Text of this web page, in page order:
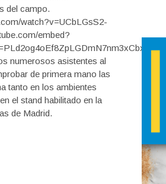
del campo.
watch?v=UCbLGsS2-
embed?
numerosos asistentes al
de primera mano las
tanto en los ambientes
el stand habilitado en la
de Madrid.